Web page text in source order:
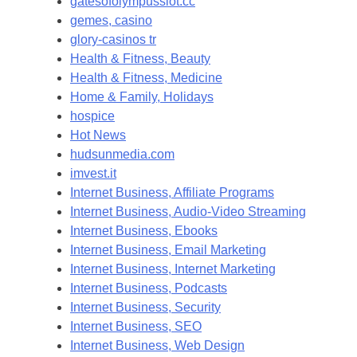
gemes, casino
glory-casinos tr
Health & Fitness, Beauty
Health & Fitness, Medicine
Home & Family, Holidays
hospice
Hot News
hudsunmedia.com
imvest.it
Internet Business, Affiliate Programs
Internet Business, Audio-Video Streaming
Internet Business, Ebooks
Internet Business, Email Marketing
Internet Business, Internet Marketing
Internet Business, Podcasts
Internet Business, Security
Internet Business, SEO
Internet Business, Web Design